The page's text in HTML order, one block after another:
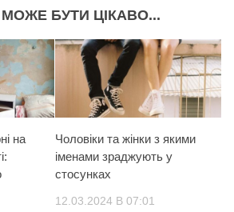
БУТИ ЦІКАВО...
на
Чоловіки та жінки з якими
іменами зраджують у
стосунках
12.03.2024 В 07:01